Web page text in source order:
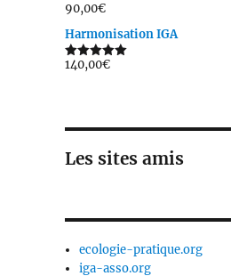
Note5.00
90,00€
Harmonisation IGA
Note5.00
140,00€
Les sites amis
ecologie-pratique.org
iga-asso.org